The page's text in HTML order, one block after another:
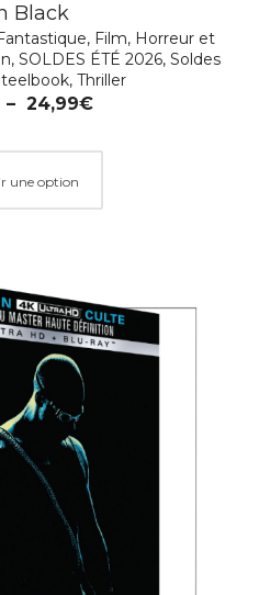
Black
, Film, Horreur et
, SOLDES ÉTÉ 2026, Soldes
, Thriller
– 24,99€
une option